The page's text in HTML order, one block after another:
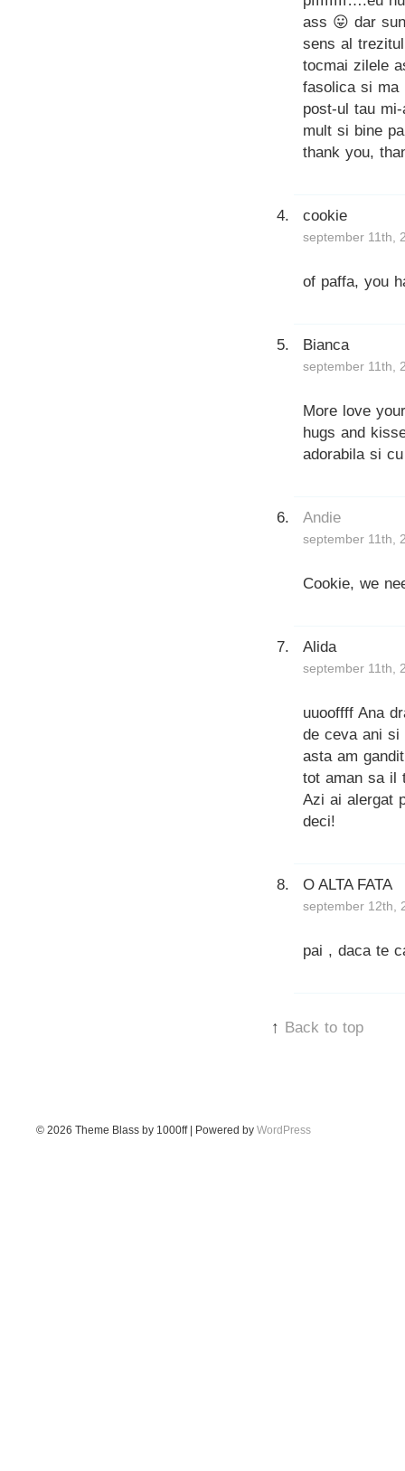
ass 😛 dar
sens al
tocmai zilele
fasolica si ma
post-ul tau
mult si bine
thank you,
cookie
september 11th,
of paffa, you
Bianca
september 11th,
More love
hugs and
adorabila si
Andie
september 11th,
Cookie, we
Alida
september 11th,
uuooffff Ana
de ceva ani si
asta am
tot aman sa il
Azi ai alergat
deci!
O ALTA FATA
september 12th,
pai , daca te
↑ Back to top
© 2026 Theme Blass by 1000ff | Powered by WordPress